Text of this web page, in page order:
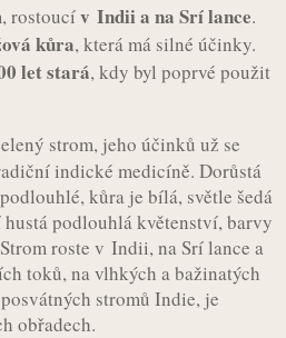
, rostoucív Indii a na Srí lance.
kůra, která má silné účinky.
let stará, kdy byl poprvé použit
strom, jeho účinků už se
indické medicíně. Dorůstá
kůra je bílá, světle šedá
podlouhlá květenství, barvy
roste v Indii, na Srí lance a
toků, na vlhkých a bažinatých
stromů Indie, je
obřadech.